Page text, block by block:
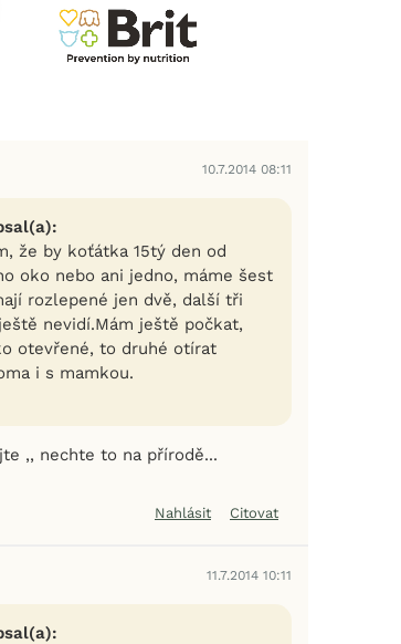
10.7.2014 08:11
že by koťátka 15tý den od
oko nebo ani jedno, máme šest
rozlepené jen dvě, další tři
nevidí.Mám ještě počkat,
otevřené, to druhé otírat
i s mamkou.
,, nechte to na přírodě...
Nahlásit Citovat
11.7.2014 10:11